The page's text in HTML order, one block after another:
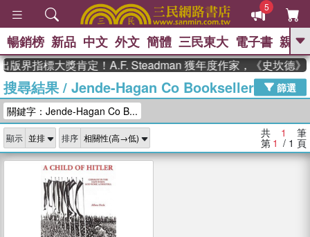
5
GO
熱搜： 東野圭吾 、 高希均教授回憶錄
、 The Odyssey 、 父親節 、 如果歷
史是一群喵
獎 臺灣漫遊錄 、 方念華 、 台灣的李
登輝時代
數學女孩：黎曼猜想 、
偉大的迷走神經
暢銷榜 新品 中文 外文 簡體 三民東大 電子書 親子
版界指標大獎肯定！A.F. Steadman 獲年度作家，《史坎德》
搜尋結果/ Jende-Hagan Co Booksellers
篩選
關鍵字：Jende-Hagan Co B...
顯示 排序 共 1 筆
第 1 / 1 頁